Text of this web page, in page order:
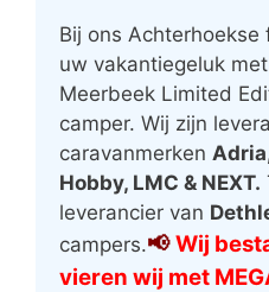
Bij ons
uw vakantiegeluk
Meerbeek Limited
camper. Wij zijn
caravanmerken
Hobby, LMC & NEXT.
leverancier van
campers.📢 Wij
vieren wij met